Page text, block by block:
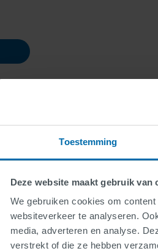
Toestemming
Deze website maakt gebruik van
We gebruiken cookies om
websiteverkeer te analyseren.
media, adverteren en analyse.
verstrekt of die ze hebben
doen.
of life.
faster,
–
environment."